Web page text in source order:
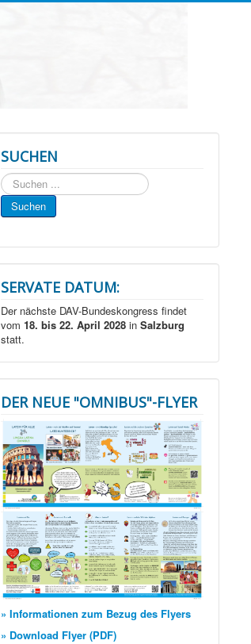
SUCHEN
Suchen
...
Suchen
SERVATE DATUM:
Der nächste DAV-Bundeskongress findet
vom18. bis 22. April 2028 inSalzburg
statt.
DER NEUE "OMNIBUS"-FLYER
» Informationen zum Bezug des Flyers
» Download Flyer (PDF)